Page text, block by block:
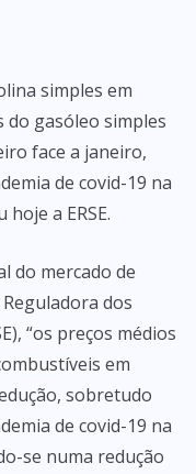
simples em
do gasóleo simples
face a janeiro,
de covid-19 na
a ERSE.
do mercado de
dos
“os preços médios
em
sobretudo
de covid-19 na
se numa redução